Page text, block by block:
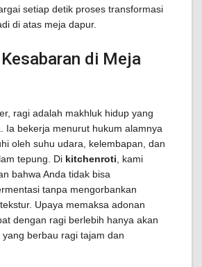
setiap detik proses transformasi
di atas meja dapur.
Kesabaran di Meja
ragi adalah makhluk hidup yang
Ia bekerja menurut hukum alamnya
oleh suhu udara, kelembapan, dan
tepung. Di kitchenroti , kami
bahwa Anda tidak bisa
tanpa mengorbankan
Upaya memaksa adonan
dengan ragi berlebih hanya akan
berbau ragi tajam dan